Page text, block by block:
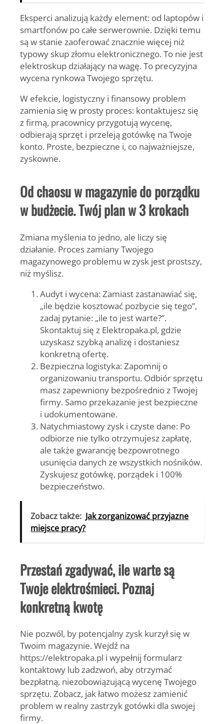
Eksperci analizują każdy element: od laptopów i
smartfonów po całe serwerownie. Dzięki temu
są w stanie zaoferować znacznie więcej niż
typowy skup złomu elektronicznego. To nie jest
elektroskup działający na wagę. To precyzyjna
wycena rynkowa Twojego sprzętu.
W efekcie, logistyczny i finansowy problem
zamienia się w prosty proces: kontaktujesz się
z firmą, pracownicy przygotują wycenę,
odbierają sprzęt i przeleją gotówkę na Twoje
konto. Proste, bezpieczne i, co najważniejsze,
zyskowne.
Od chaosu w magazynie do porządku
w budżecie. Twój plan w 3 krokach
Zmiana myślenia to jedno, ale liczy się
działanie. Proces zamiany Twojego
magazynowego problemu w zysk jest prostszy,
niż myślisz.
Audyt i wycena: Zamiast zastanawiać się,
„ile będzie kosztować pozbycie się tego”,
zadaj pytanie: „ile to jest warte?”.
Skontaktuj się z Elektropaka.pl, gdzie
uzyskasz szybką analizę i dostaniesz
konkretną ofertę.
Bezpieczna logistyka: Zapomnij o
organizowaniu transportu. Odbiór sprzętu
masz zapewniony bezpośrednio z Twojej
firmy. Samo przekazanie jest bezpieczne
i udokumentowane.
Natychmiastowy zysk i czyste dane: Po
odbiorze nie tylko otrzymujesz zapłatę,
ale także gwarancję bezpowrotnego
usunięcia danych ze wszystkich nośników.
Zyskujesz gotówkę, porządek i 100%
bezpieczeństwo.
Zobacz także: Jak zorganizować przyjazne
miejsce pracy?
Przestań zgadywać, ile warte są
Twoje elektrośmieci. Poznaj
konkretną kwotę
Nie pozwól, by potencjalny zysk kurzył się w
Twoim magazynie. Wejdź na
https://elektropaka.pl i wypełnij formularz
kontaktowy lub zadzwoń, aby otrzymać
bezpłatną, niezobowiązującą wycenę Twojego
sprzętu. Zobacz, jak łatwo możesz zamienić
problem w realny zastrzyk gotówki dla swojej
firmy.